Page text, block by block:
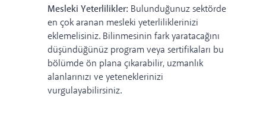
Mesleki Yeterlilikler: Bulunduğunuz sektörde
en çok aranan mesleki yeterliliklerinizi
eklemelisiniz. Bilinmesinin fark yaratacağını
düşündüğünüz program veya sertifikaları bu
bölümde ön plana çıkarabilir, uzmanlık
alanlarınızı ve yeteneklerinizi
vurgulayabilirsiniz.